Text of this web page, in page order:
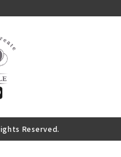
Reserved.